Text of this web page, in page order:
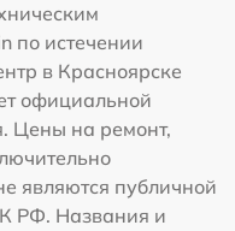
по истечении
в Красноярске
официальной
Цены на ремонт,
являются публичной
РФ. Названия и